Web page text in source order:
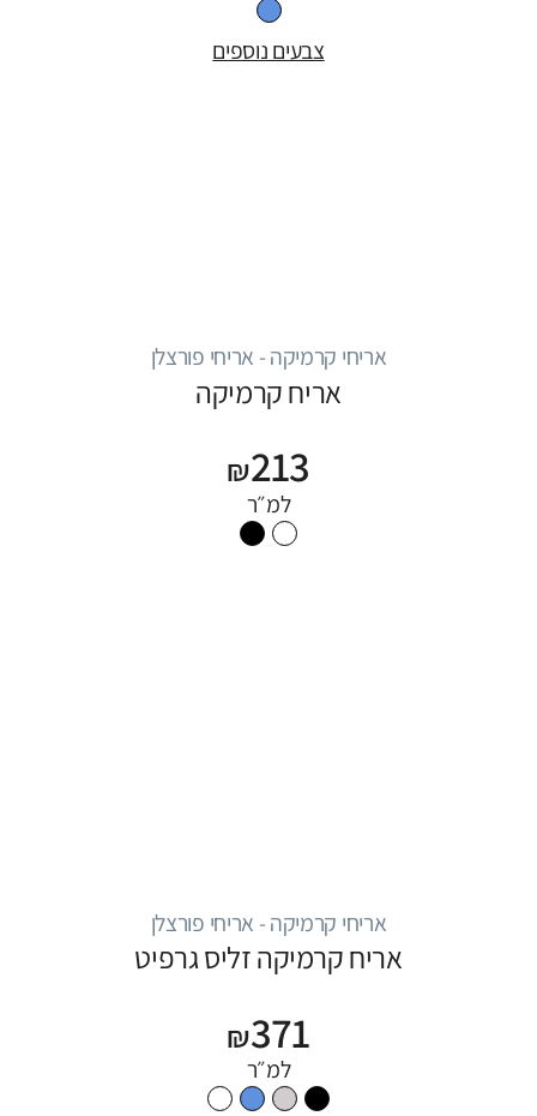
צבעים נוספים
אריחי קרמיקה - אריחי פורצלן
אריח קרמיקה
₪213
למ״ר
אריחי קרמיקה - אריחי פורצלן
אריח קרמיקה זליס גרפיט
₪371
למ״ר